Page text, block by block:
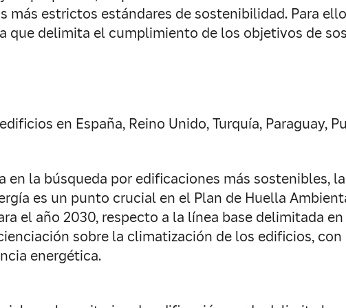
estrictos estándares de sostenibilidad. Para
que delimita el cumplimiento de los objetivos de
en España, Reino Unido, Turquía, Paraguay,
en la búsqueda por edificaciones más sostenibles,
es un punto crucial en el Plan de Huella
el año 2030, respecto a la línea base delimitada
sobre la climatización de los edificios,
energética.